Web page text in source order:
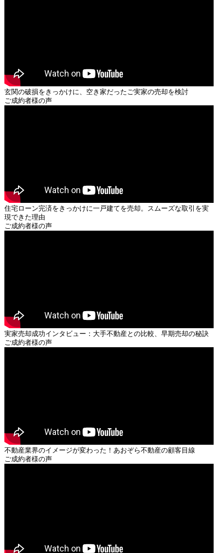
玄関の破損をきっかけに、空き家だったご実家の売却を検討
ご成約者様の声
住宅ローン完済をきっかけに一戸建てを売却。スムーズな取引を実
現できた理由
ご成約者様の声
実家売却成功インタビュー：大手不動産との比較、早期売却の秘訣
ご成約者様の声
不動産業界のイメージが変わった！あおぞら不動産の顧客目線
ご成約者様の声